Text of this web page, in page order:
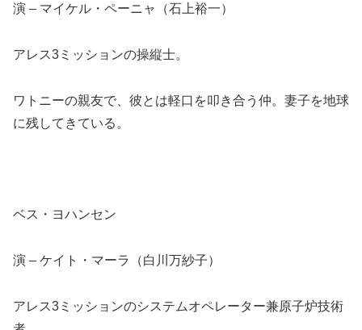
演 – マイケル・ペーニャ（石上裕一）
アレス3ミッションの操縦士。
ワトニーの親友で、彼とは軽口を叩き合う仲。妻子を地球
に残してきている。
ベス・ヨハンセン
演 – ケイト・マーラ（白川万紗子）
アレス3ミッションのシステムオペレーター兼原子炉技術